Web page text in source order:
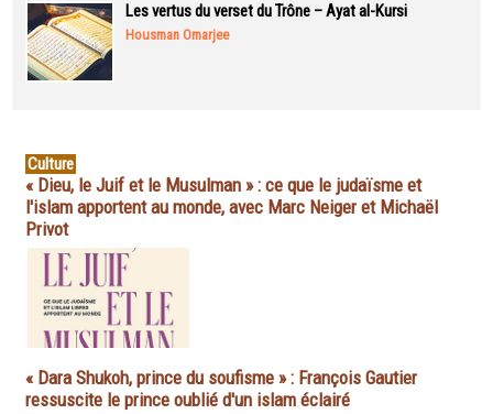
Les vertus du verset du Trône – Ayat al-Kursi
Housman Omarjee
Culture
« Dieu, le Juif et le Musulman » : ce que le judaïsme et
l'islam apportent au monde, avec Marc Neiger et Michaël
Privot
« Dara Shukoh, prince du soufisme » : François Gautier
ressuscite le prince oublié d'un islam éclairé